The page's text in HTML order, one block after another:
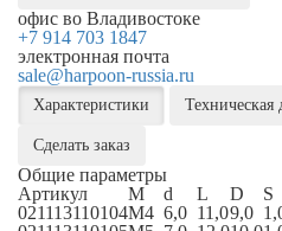
офис во Владивостоке
+7 914 703 1847
электронная почта
sale@harpoon-russia.ru
Характеристики Техническая
Сделать заказ
Общие параметры
Артикул
M d L D S
021113110104M4 6,0 11,09,0